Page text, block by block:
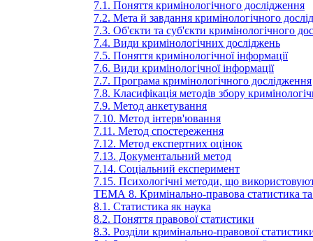
7.1. Поняття кримінологічного дослідження
7.2. Мета й завдання кримінологічного
7.3. Об'єкти та суб'єкти кримінологічного
7.4. Види кримінологічних досліджень
7.5. Поняття кримінологічної інформації
7.6. Види кримінологічної інформації
7.7. Програма кримінологічного дослідження
7.8. Класифікація методів збору
7.9. Метод анкетування
7.10. Метод інтерв'ювання
7.11. Метод спостереження
7.12. Метод експертних оцінок
7.13. Документальний метод
7.14. Соціальний експеримент
7.15. Психологічні методи, що
ТЕМА 8. Кримінально-правова статистика та
8.1. Статистика як наука
8.2. Поняття правової статистики
8.3. Розділи кримінально-правової